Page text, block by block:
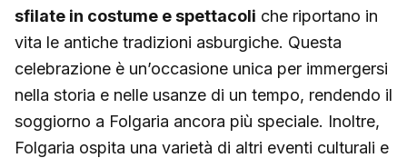
sfilate in costume e spettacoli che riportano in
vita le antiche tradizioni asburgiche. Questa
celebrazione è un’occasione unica per immergersi
nella storia e nelle usanze di un tempo, rendendo il
soggiorno a Folgaria ancora più speciale. Inoltre,
Folgaria ospita una varietà di altri eventi culturali e